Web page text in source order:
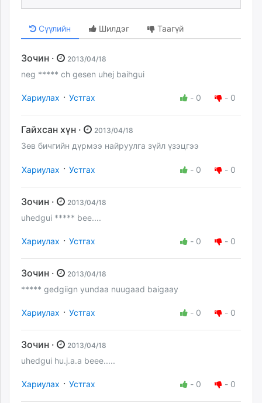
Сүүлийн Шилдэг Таагүй
Зочин · 2013/04/18
neg ***** ch gesen uhej baihgui
Хариулах · Устгах - 0 - 0
Гайхсан хүн · 2013/04/18
Зөв бичгийн дүрмээ найруулга зүйл үзэцгээ
Хариулах · Устгах - 0 - 0
Зочин · 2013/04/18
uhedgui ***** bee....
Хариулах · Устгах - 0 - 0
Зочин · 2013/04/18
***** gedgiign yundaa nuugaad baigaay
Хариулах · Устгах - 0 - 0
Зочин · 2013/04/18
uhedgui hu.j.a.a beee.....
Хариулах · Устгах - 0 - 0